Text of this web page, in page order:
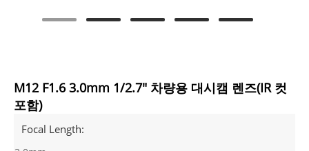
M12 F1.6 3.0mm 1/2.7" 차량용 대시캠 렌즈(IR 컷
포함)
Focal Length: